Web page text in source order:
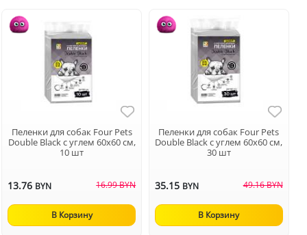
Пеленки для собак Four Pets
Double Black с углем 60х60 см,
10 шт
13.76 BYN 16.99 BYN
В Корзину
Пеленки для собак Four Pets
Double Black с углем 60х60 см,
30 шт
35.15 BYN 49.16 BYN
В Корзину